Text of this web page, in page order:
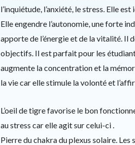
l’inquiétude, l’anxiété, le stress. Elle
Elle engendre l’autonomie, une forte
apporte de l’énergie et de la vitalité. Il
objectifs. Il est parfait pour les
augmente la concentration et la
la vie car elle stimule la volonté et
L’oeil de tigre favorise le bon
au stress car elle agit sur celui-ci .
Pierre du chakra du plexus solaire. Les